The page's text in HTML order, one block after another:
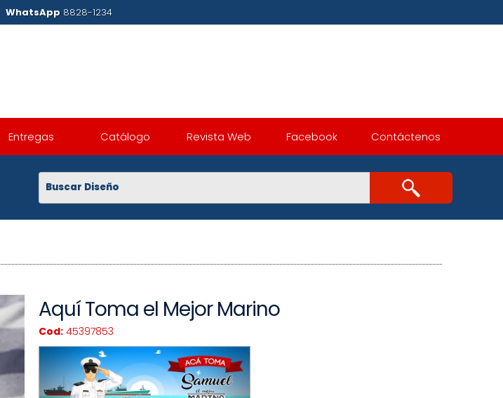
WhatsApp 8828-1234
Entregas Catálogo Revista Web Facebook Contáctenos
Aquí Toma el Mejor Marino
Cod: 45397853